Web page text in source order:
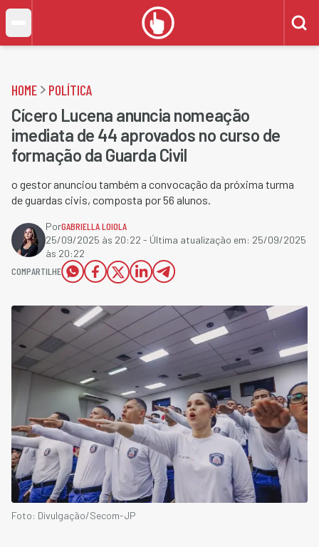
HOME POLÍTICA
Cícero Lucena anuncia nomeação
imediata de 44 aprovados no curso de
formação da Guarda Civil
o gestor anunciou também a convocação da próxima turma
de guardas civis, composta por 56 alunos.
PorGABRIELLA LOIOLA
25/09/2025 às 20:22 - Última atualização em: 25/09/2025
às 20:22
COMPARTILHE
Foto: Divulgação/Secom-JP